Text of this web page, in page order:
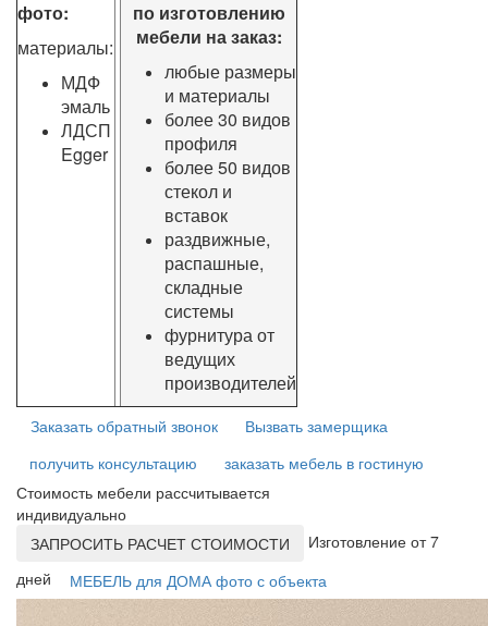
фото:
материалы:
МДФ
эмаль
ЛДСП
Egger
по изготовлению
мебели на заказ:
любые размеры
и материалы
более 30 видов
профиля
более 50 видов
стекол и
вставок
раздвижные,
распашные,
складные
системы
фурнитура от
ведущих
производителей
Заказать обратный звонок
Вызвать замерщика
получить консультацию
заказать мебель в гостиную
Стоимость мебели рассчитывается
индивидуально
ЗАПРОСИТЬ РАСЧЕТ СТОИМОСТИ
Изготовление от 7
дней
МЕБЕЛЬ для ДОМА фото с объекта